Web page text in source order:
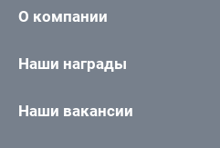
О компании
Наши награды
Наши вакансии